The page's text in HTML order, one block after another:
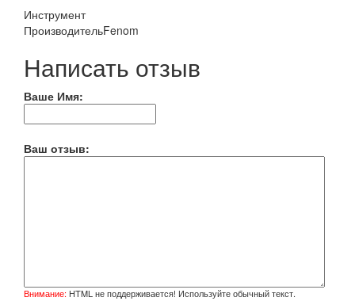
Инструмент
ПроизводительFenom
Написать отзыв
Ваше Имя:
Ваш отзыв:
Внимание: HTML не поддерживается! Используйте обычный текст.